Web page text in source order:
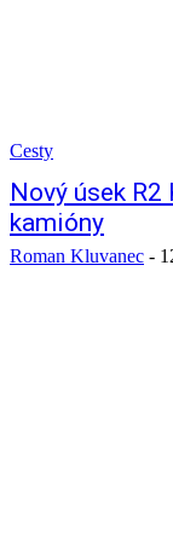
Cesty
Nový úsek
kamióny
Roman Kluvanec -